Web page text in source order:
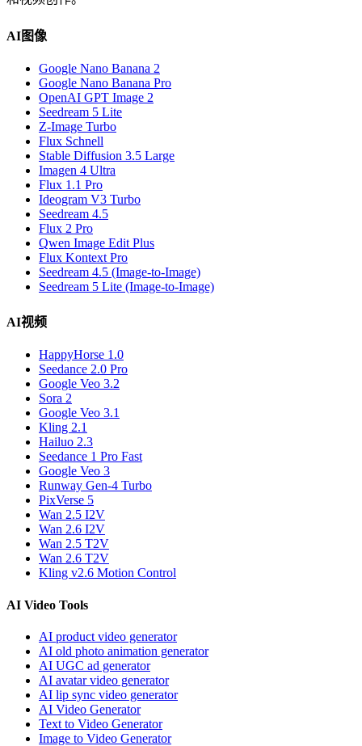
AI图像
Google Nano Banana 2
Google Nano Banana Pro
OpenAI GPT Image 2
Seedream 5 Lite
Z-Image Turbo
Flux Schnell
Stable Diffusion 3.5 Large
Imagen 4 Ultra
Flux 1.1 Pro
Ideogram V3 Turbo
Seedream 4.5
Flux 2 Pro
Qwen Image Edit Plus
Flux Kontext Pro
Seedream 4.5 (Image-to-Image)
Seedream 5 Lite (Image-to-Image)
AI视频
HappyHorse 1.0
Seedance 2.0 Pro
Google Veo 3.2
Sora 2
Google Veo 3.1
Kling 2.1
Hailuo 2.3
Seedance 1 Pro Fast
Google Veo 3
Runway Gen-4 Turbo
PixVerse 5
Wan 2.5 I2V
Wan 2.6 I2V
Wan 2.5 T2V
Wan 2.6 T2V
Kling v2.6 Motion Control
AI Video Tools
AI product video generator
AI old photo animation generator
AI UGC ad generator
AI avatar video generator
AI lip sync video generator
AI Video Generator
Text to Video Generator
Image to Video Generator